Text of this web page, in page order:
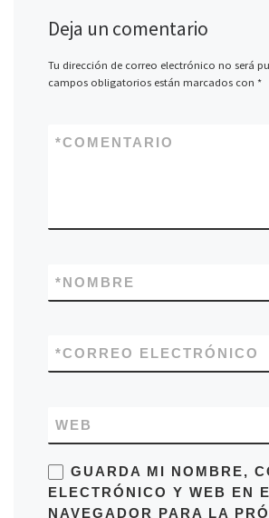
Deja un comentario
Tu dirección de correo electrónico no será
campos obligatorios están marcados con *
COMENTARIO
*
NOMBRE
*
CORREO ELECTRÓNICO
*
WEB
GUARDA MI NOMBRE,
ELECTRÓNICO Y WEB EN
NAVEGADOR PARA LA